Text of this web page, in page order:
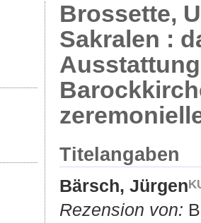
Brossette,
Sakralen :
Titelangaben
Bärsch, Jürgen
Rezension von: